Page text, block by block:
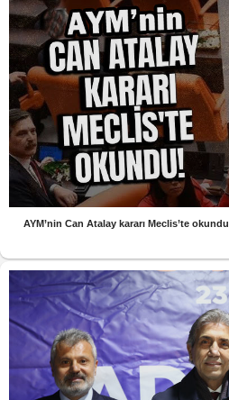
AYM’nin Can Atalay kararı Meclis’te okundu